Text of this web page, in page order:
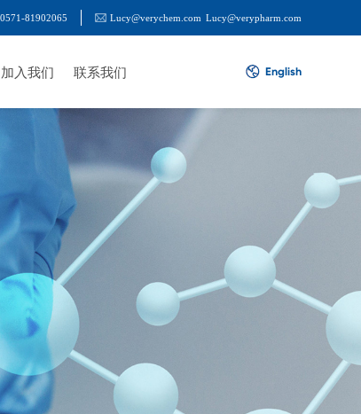
81902065 Lucy@verychem.com Lucy@verypharm.com
加入我们 联系我们 English